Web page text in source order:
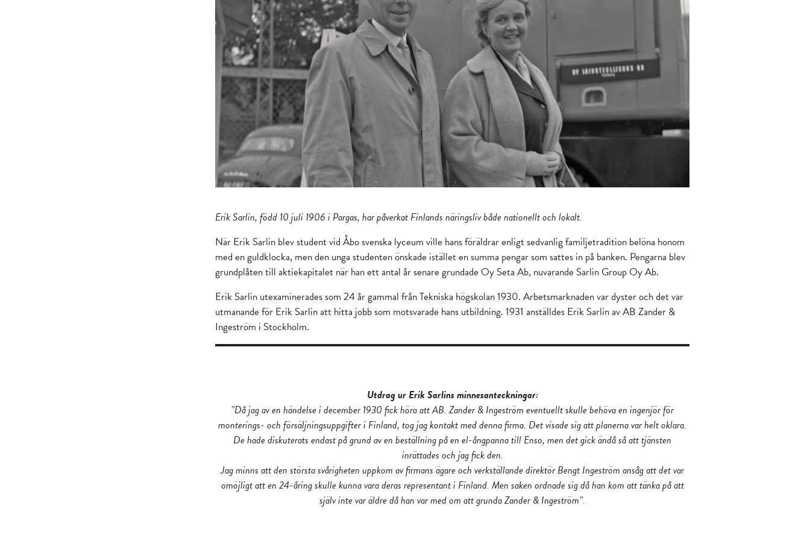
Erik Sarlin, född 10 juli 1906 i Pargas, har påverkat Finlands näringsliv både nationellt och lokalt.
När Erik Sarlin blev student vid Åbo svenska lyceum ville hans föräldrar enligt sedvanlig familjetradition belöna honom
med en guldklocka, men den unga studenten önskade istället en summa pengar som sattes in på banken. Pengarna blev
grundplåten till aktiekapitalet när han ett antal år senare grundade Oy Seta Ab, nuvarande Sarlin Group Oy Ab.
Erik Sarlin utexaminerades som 24 år gammal från Tekniska högskolan 1930. Arbetsmarknaden var dyster och det var
utmanande för Erik Sarlin att hitta jobb som motsvarade hans utbildning. 1931 anställdes Erik Sarlin av AB Zander &
Ingeström i Stockholm.
Utdrag ur Erik Sarlins minnesanteckningar:
”Då jag av en händelse i december 1930 fick höra att AB. Zander & Ingeström eventuellt skulle behöva en ingenjör för
monterings- och försäljningsuppgifter i Finland, tog jag kontakt med denna firma. Det visade sig att planerna var helt oklara.
De hade diskuterats endast på grund av en beställning på en el-ångpanna till Enso, men det gick ändå så att tjänsten
inrättades och jag fick den.
Jag minns att den största svårigheten uppkom av firmans ägare och verkställande direktör Bengt Ingeström ansåg att det var
omöjligt att en 24-åring skulle kunna vara deras representant i Finland. Men saken ordnade sig då han kom att tänka på att
själv inte var äldre då han var med om att grunda Zander & Ingeström”.